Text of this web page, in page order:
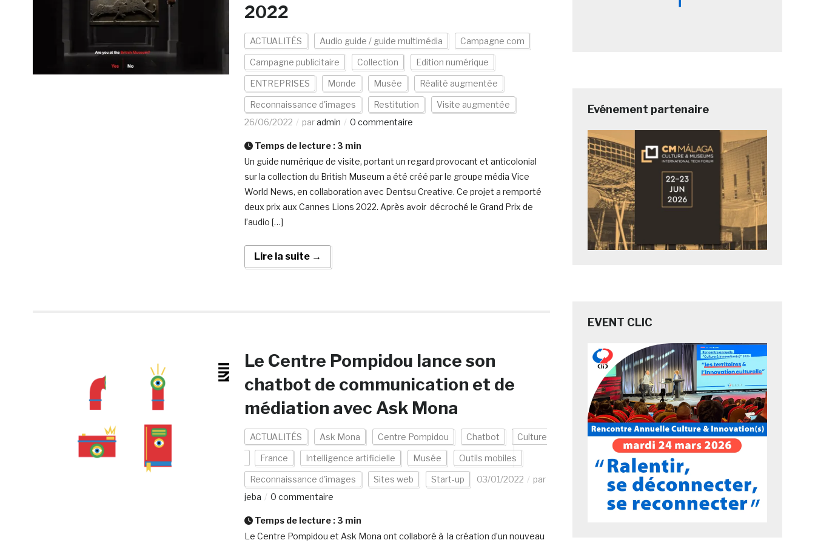
2022
ACTUALITÉS Audio guide / guide multimédia Campagne com
Campagne publicitaire Collection Edition numérique
ENTREPRISES Monde Musée Réalité augmentée
Reconnaissance d'images Restitution
Visite augmentée
26/06/2022
paradmin 0 commentaire
Temps de lecture : 3 min
Un guide numérique de visite, portant un regard provocant et anticolonial
sur la collection du British Museum a été créé par le groupe média Vice
World News, en collaboration avec Dentsu Creative. Ce projet a remporté
deux prix aux Cannes Lions 2022. Après avoir décroché le Grand Prix de
l’audio […]
Lire la suite →
Le Centre Pompidou lance son
chatbot de communication et de
médiation avec Ask Mona
ACTUALITÉS Ask Mona Centre Pompidou Chatbot Culture
France Intelligence artificielle Musée Outils mobiles
Reconnaissance d'images Sites web Start-up 03/01/2022
par
jeba
0 commentaire
Temps de lecture : 3 min
Le Centre Pompidou et Ask Mona ont collaboré à la création d’un nouveau
Evénement partenaire
EVENT CLIC